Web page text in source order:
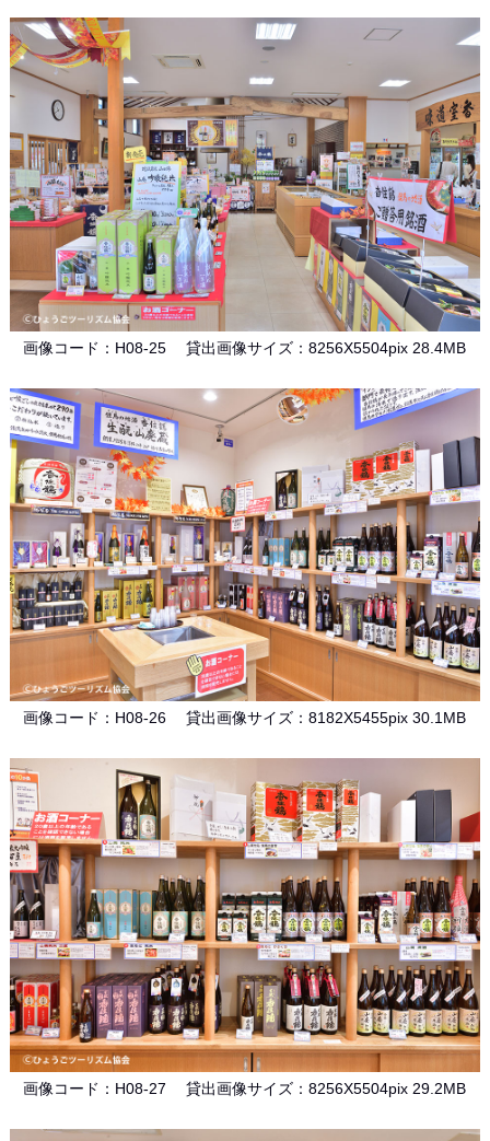
画像コード：H08-25 貸出画像サイズ：8256X5504pix 28.4MB
画像コード：H08-26 貸出画像サイズ：8182X5455pix 30.1MB
画像コード：H08-27 貸出画像サイズ：8256X5504pix 29.2MB